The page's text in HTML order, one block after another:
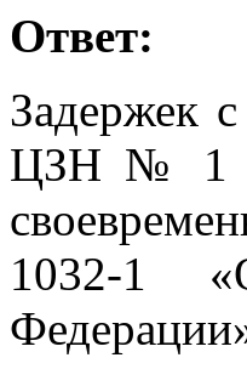
Ответ:
Задержек
ЦЗН № 1
1032-1